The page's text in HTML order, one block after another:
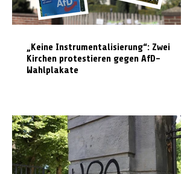
„Keine Instrumentalisierung“: Zwei
Kirchen protestieren gegen AfD-
Wahlplakate